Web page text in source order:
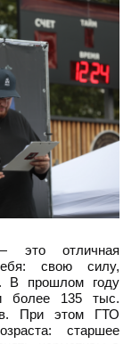
это отличная
свою силу,
В прошлом году
более 135 тыс.
При этом ГТО
старшее